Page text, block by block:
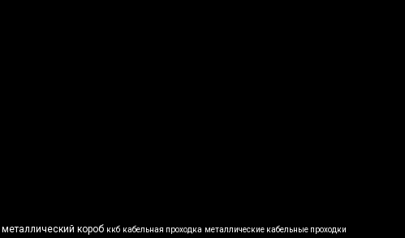
металлический короб ккб кабельная проходка металлические кабельные проходки